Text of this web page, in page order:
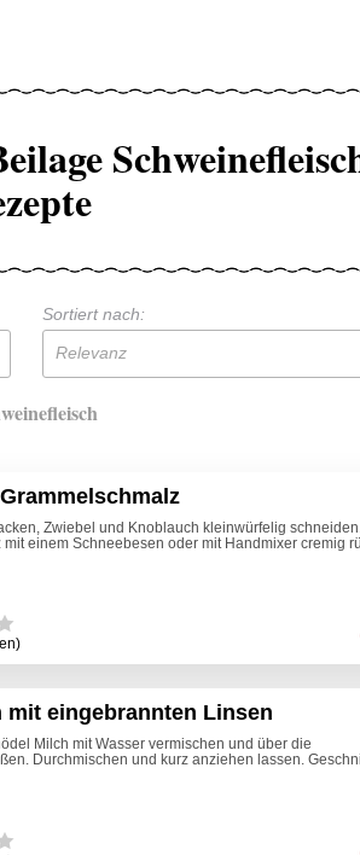
Sortiert nach:
Relevanz
Zwiebel und Knoblauch kleinwürfelig schneiden.
einem Schneebesen oder mit Handmixer cremig
mit eingebrannten Linsen
Milch mit Wasser vermischen und über die
Durchmischen und kurz anziehen lassen.